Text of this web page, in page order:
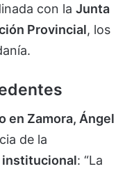
con la Junta
Provincial, los
en Zamora, Ángel
de la
institucional: “La